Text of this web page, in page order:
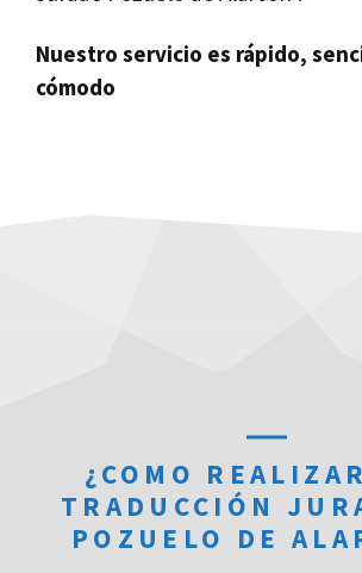
Nuestro servicio es rápido,
cómodo
¿COMO
TRADUCCIÓN
POZUELO DE